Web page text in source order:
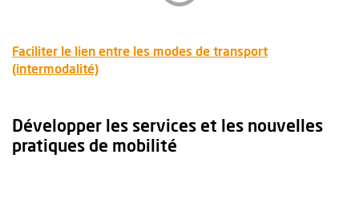
Faciliter le lien entre les modes de transport
(intermodalité), Ouvre une nouvelle fenêtre
Développer les services et les nouvelles
pratiques de mobilité